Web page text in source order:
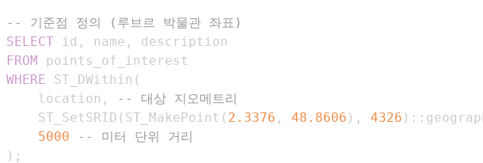
-- 기준점 정의 (루브르 박물관 좌표)
SELECT id , name ,
FROM
WHERE ST_DWithin (
    location
,
-- 대상 지오메트리
    ST_SetSRID
( ST_MakePoint ( 2.3376 , 48.8606 ) , 4326 )
5000
-- 미터 단위 거리
) ;